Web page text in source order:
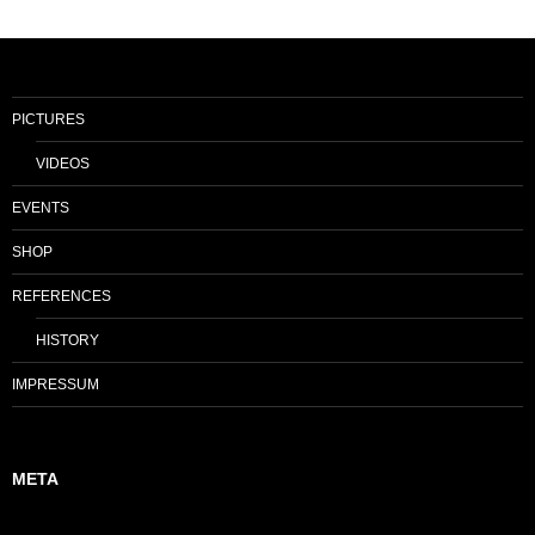
PICTURES
VIDEOS
EVENTS
SHOP
REFERENCES
HISTORY
IMPRESSUM
META